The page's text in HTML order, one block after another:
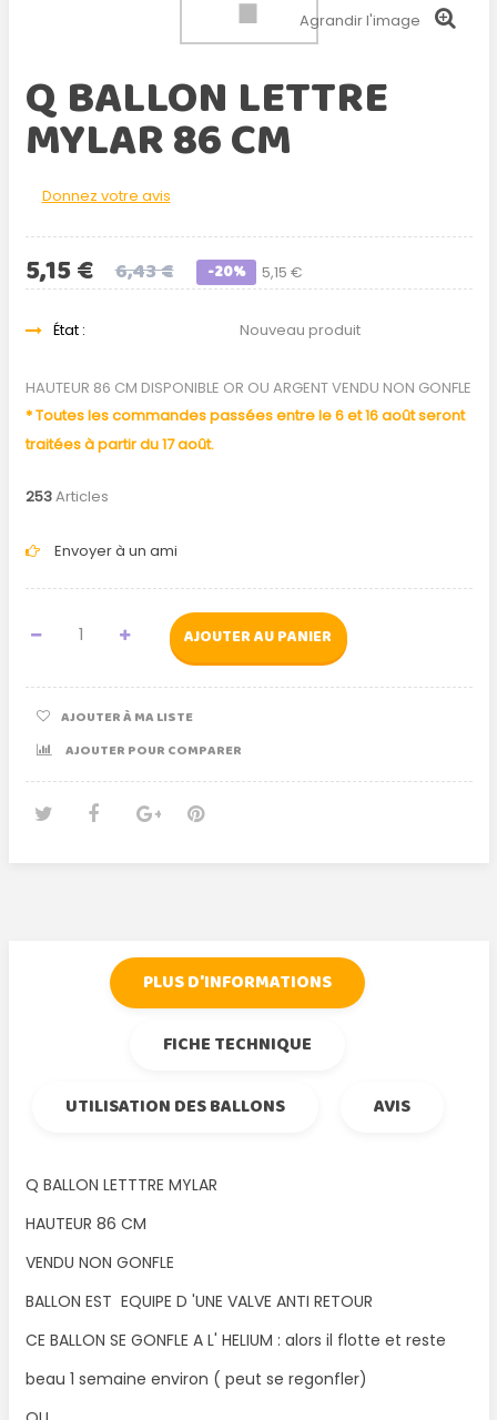
Agrandir l'image
Q BALLON LETTRE
MYLAR 86 CM
Donnez votre avis
5,15 €
5,15 € 6,43 € -20%
État : Nouveau produit
HAUTEUR 86 CM DISPONIBLE OR OU ARGENT VENDU NON GONFLE
* Toutes les commandes passées entre le 6 et 16 août seront
traitées à partir du 17 août.
253Articles
Envoyer à un ami
AJOUTER AU PANIER
AJOUTER À MA LISTE
AJOUTER POUR COMPARER
PLUS D'INFORMATIONS
FICHE TECHNIQUE
UTILISATION DES BALLONS
AVIS
Q BALLON LETTTRE MYLAR
HAUTEUR 86 CM
VENDU NON GONFLE
BALLON EST EQUIPE D 'UNE VALVE ANTI RETOUR
CE BALLON SE GONFLE A L' HELIUM : alors il flotte et reste
beau 1 semaine environ ( peut se regonfler)